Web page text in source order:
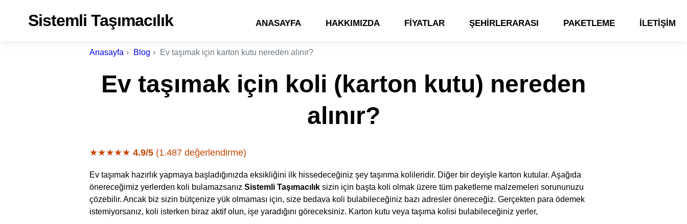
Sistemli Taşımacılık ANASAYFA HAKKIMIZDA FIYATLAR ŞEHIRLERARASI PAKETLEME İLETIŞIM
Anasayfa Blog Ev taşımak için karton kutu nereden alınır?
Ev taşımak için koli (karton kutu) nereden
alınır?
★★★★★ 4.9/5 (1.487 değerlendirme)
Ev taşımak hazırlık yapmaya başladığınızda eksikliğini ilk hissedeceğiniz şey taşınma kolileridir. Diğer bir deyişle karton kutular. Aşağıda
önereceğimiz yerlerden koli bulamazsanız Sistemli Taşımacılık sizin için başta koli olmak üzere tüm paketleme malzemeleri sorununuzu
çözebilir. Ancak biz sizin bütçenize yük olmaması için, size bedava koli bulabileceğiniz bazı adresler önereceğiz. Gerçekten para ödemek
istemiyorsanız, koli isterken biraz aktif olun, işe yaradığını göreceksiniz. Karton kutu veya taşıma kolisi bulabileceğiniz yerler,